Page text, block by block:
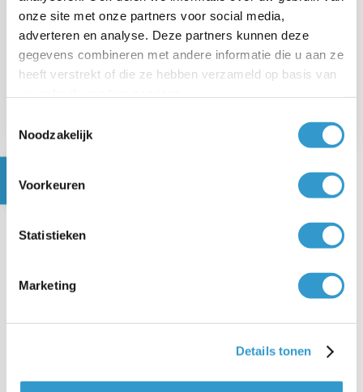
onze site met onze partners voor social media,
adverteren en analyse. Deze partners kunnen deze
gegevens combineren met andere informatie die u aan ze
heeft verstrekt of die ze hebben verzameld op basis van
Noodzakelijk
Voorkeuren
Statistieken
Marketing
Details tonen
←Wat is een klant / afnemer?
VOLGEND ARTIKEL
Wat is een leverdatum?→
Veelgestelde vragen over
het KvK-nummer